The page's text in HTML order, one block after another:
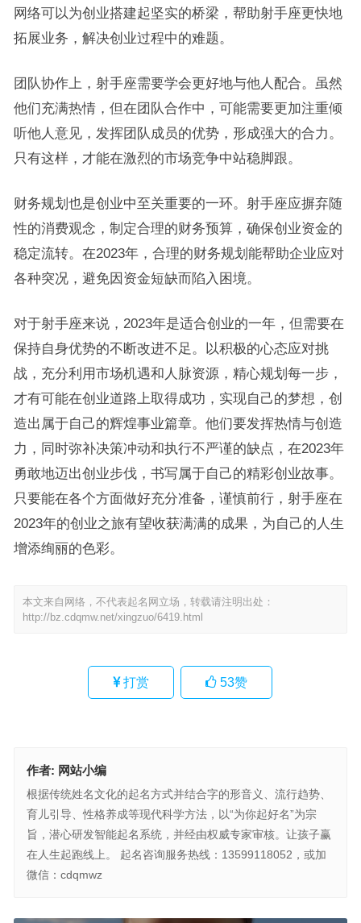
网络可以为创业搭建起坚实的桥梁，帮助射手座更快地
拓展业务，解决创业过程中的难题。
团队协作上，射手座需要学会更好地与他人配合。虽然
他们充满热情，但在团队合作中，可能需要更加注重倾
听他人意见，发挥团队成员的优势，形成强大的合力。
只有这样，才能在激烈的市场竞争中站稳脚跟。
财务规划也是创业中至关重要的一环。射手座应摒弃随
性的消费观念，制定合理的财务预算，确保创业资金的
稳定流转。在2023年，合理的财务规划能帮助企业应对
各种突况，避免因资金短缺而陷入困境。
对于射手座来说，2023年是适合创业的一年，但需要在
保持自身优势的不断改进不足。以积极的心态应对挑
战，充分利用市场机遇和人脉资源，精心规划每一步，
才有可能在创业道路上取得成功，实现自己的梦想，创
造出属于自己的辉煌事业篇章。他们要发挥热情与创造
力，同时弥补决策冲动和执行不严谨的缺点，在2023年
勇敢地迈出创业步伐，书写属于自己的精彩创业故事。
只要能在各个方面做好充分准备，谨慎前行，射手座在
2023年的创业之旅有望收获满满的成果，为自己的人生
增添绚丽的色彩。
本文来自网络，不代表起名网立场，转载请注明出处：
http://bz.cdqmw.net/xingzuo/6419.html
打赏 53赞
作者: 网站小编
根据传统姓名文化的起名方式并结合字的形音义、流行趋势、
育儿引导、性格养成等现代科学方法，以“为你起好名”为宗
旨，潜心研发智能起名系统，并经由权威专家审核。让孩子赢
在人生起跑线上。 起名咨询服务热线：13599118052，或加
微信：cdqmwz